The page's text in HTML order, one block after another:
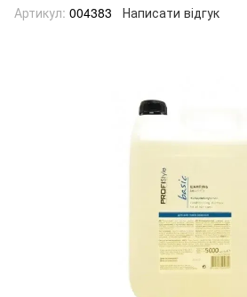
Артикул: 004383 Написати відгук